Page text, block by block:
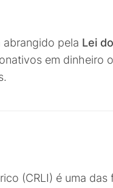
pela Lei
em dinheiro
(CRLI) é uma das